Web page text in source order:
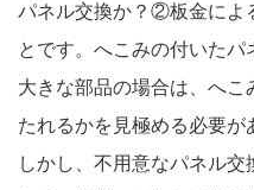
パネル交換か？②板金によ
とです。へこみの付いた
大きな部品の場合は、へ
たれるかを見極める必要が
しかし、不用意なパネル交